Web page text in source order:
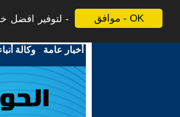
موافق - OK
لتوفير افضل
أخبار عامة -وكالة